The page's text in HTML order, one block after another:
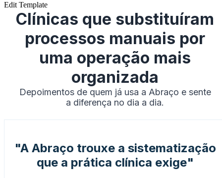
Edit Template
Clínicas que substituíram
processos manuais por
uma operação mais
organizada
Depoimentos de quem já usa a Abraço e sente
a diferença no dia a dia.
"A Abraço trouxe a sistematização
que a prática clínica exige"